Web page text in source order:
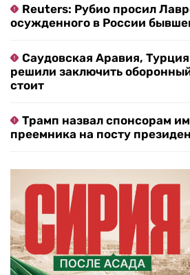
Reuters: Рубио просил
осужденного в России
Саудовская Аравия,
решили заключить
стоит
Трамп назвал спонсорам
преемника на посту